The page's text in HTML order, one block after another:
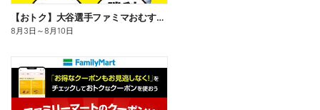
【おトク】大谷選手ファミマおむすび割
8月3日 ～8月10日